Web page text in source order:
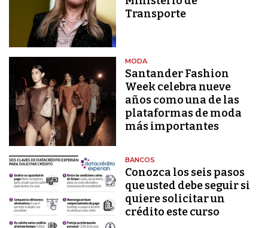
Transporte
MODA
Santander Fashion
Week celebra nueve
años como una de las
plataformas de moda
más importantes
BANCOS
Conozca los seis pasos
que usted debe seguir si
quiere solicitar un
crédito este curso